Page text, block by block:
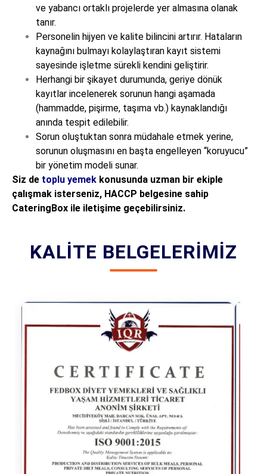
ve yabancı ortaklı projelerde yer almasına olanak
tanır.
Personelin hijyen ve kalite bilincini artırır. Hataların
kaynağını bulmayı kolaylaştıran kayıt sistemi
sayesinde işletme sürekli kendini geliştirir.
Herhangi bir şikayet durumunda, geriye dönük
kayıtlar incelenerek sorunun hangi aşamada
(hammadde, pişirme, taşıma vb.) kaynaklandığı
anında tespit edilebilir.
Sorun oluştuktan sonra müdahale etmek yerine,
sorunun oluşmasını en başta engelleyen “koruyucu”
bir yönetim modeli sunar.
Siz de toplu yemek konusunda uzman bir ekiple
çalışmak isterseniz, HACCP belgesine sahip
CateringBox ile iletişime geçebilirsiniz.
KALITE BELGELERIMIZ